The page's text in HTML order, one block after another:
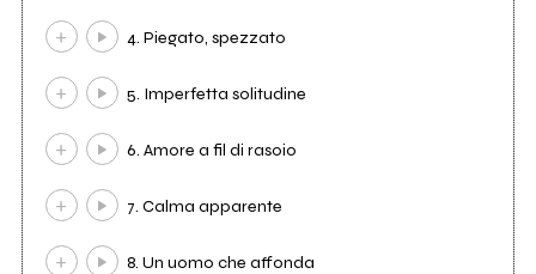
4. Piegato, spezzato
5. Imperfetta solitudine
6. Amore a fil di rasoio
7. Calma apparente
8. Un uomo che affonda